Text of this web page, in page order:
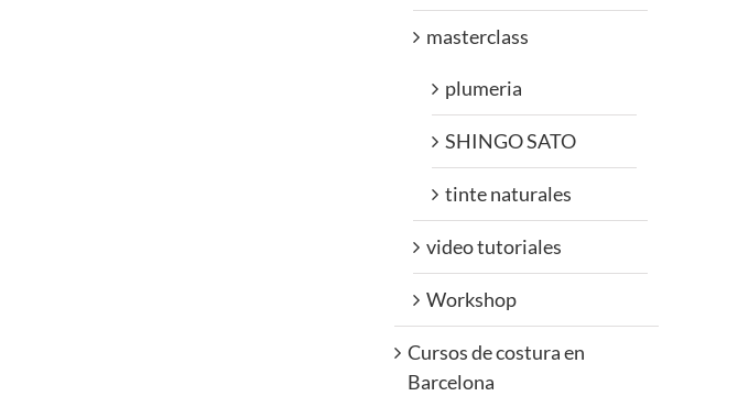
masterclass
plumeria
SHINGO SATO
tinte naturales
video tutoriales
Workshop
Cursos de costura en
Barcelona